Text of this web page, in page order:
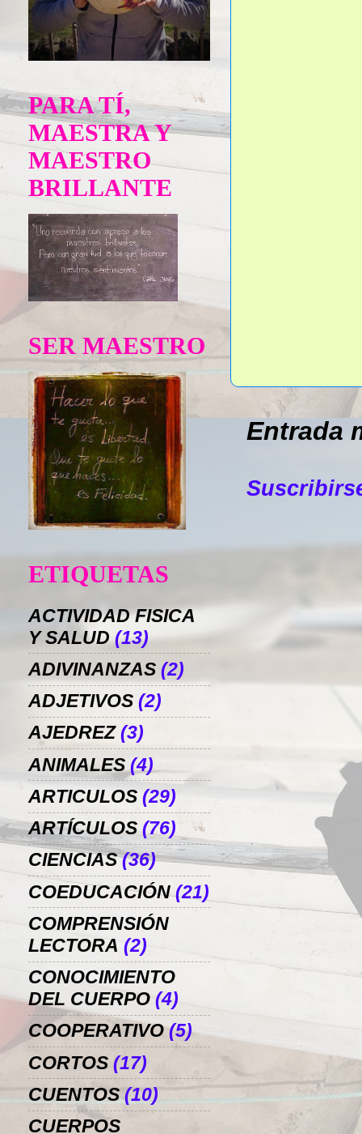
Entrada
PARA TÍ,
MAESTRA Y
MAESTRO
BRILLANTE
SER MAESTRO
ETIQUETAS
ACTIVIDAD FISICA
Y SALUD (13)
ADIVINANZAS (2)
ADJETIVOS (2)
AJEDREZ (3)
ANIMALES (4)
ARTICULOS (29)
ARTÍCULOS (76)
CIENCIAS (36)
COEDUCACIÓN (21)
COMPRENSIÓN
LECTORA (2)
CONOCIMIENTO
DEL CUERPO (4)
COOPERATIVO (5)
CORTOS (17)
CUENTOS (10)
CUERPOS